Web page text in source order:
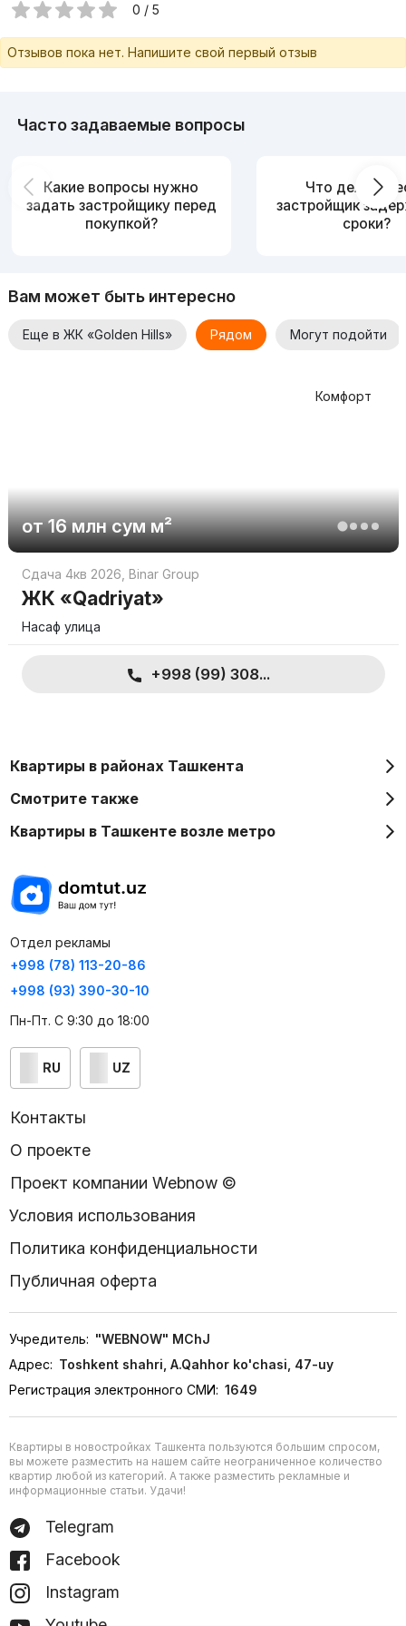
круга покупателей. Кроме того, комплекс предлагает
0 / 5
Отзывов пока нет. Напишите свой первый отзыв
Часто задаваемые вопросы
Какие вопросы нужно
задать застройщику перед
покупкой?
Что делать,
застройщик
сроки?
Вам может быть интересно
Еще в ЖК «Golden Hills» Рядом Могут подойти
Комфорт
от16 млн сумм²
Сдача 4кв 2026 Binar Group
ЖК «Qadriyat»
Насаф улица
+998 (99) 308...
Квартиры в районах Ташкента
Смотрите также
Квартиры в Ташкенте возле метро
Отдел рекламы
+998 (78) 113-20-86
+998 (93) 390-30-10
Пн-Пт. С 9:30 до 18:00
RU UZ
Контакты
О проекте
Проект компании Webnow ©
Условия использования
Политика конфиденциальности
Публичная оферта
Учредитель: "WEBNOW" MChJ
Адрес: Toshkent shahri, A.Qahhor ko'chasi, 47-uy
Регистрация электронного СМИ: 1649
Квартиры в новостройках Ташкента пользуются большим спросом,
вы можете разместить на нашем сайте неограниченное количество
квартир любой из категорий. А также разместить рекламные и
информационные статьи. Удачи!
Telegram
Facebook
Instagram